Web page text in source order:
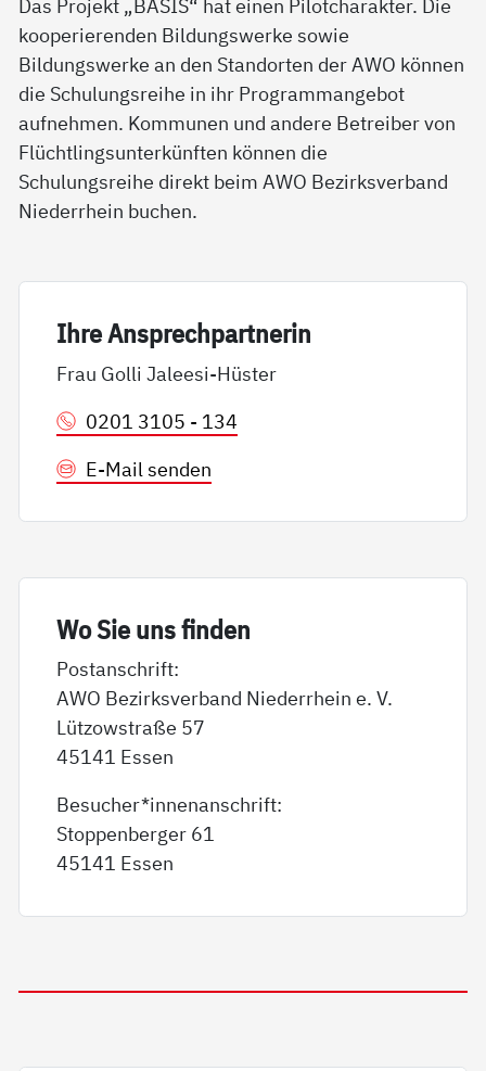
Das Projekt „BASIS“ hat einen Pilotcharakter. Die
kooperierenden Bildungswerke sowie
Bildungswerke an den Standorten der AWO können
die Schulungsreihe in ihr Programmangebot
aufnehmen. Kommunen und andere Betreiber von
Flüchtlingsunterkünften können die
Schulungsreihe direkt beim AWO Bezirksverband
Niederrhein buchen.
Ih­re An­sp­rech­part­ne­rin
Frau Golli Jaleesi-Hüster
0201 3105 - 134
E-Mail senden
Wo Sie uns fin­den
Postanschrift:
AWO Bezirksverband Niederrhein e. V.
Lützowstraße 57
45141 Essen
Besucher*innenanschrift:
Stoppenberger 61
45141 Essen